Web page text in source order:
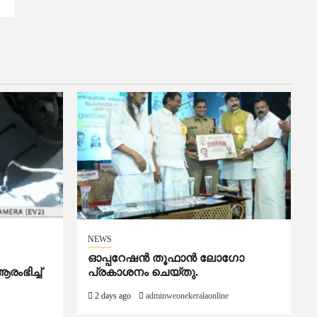
NEWS
ഓപ്പറേഷൻ തൂഫാൻ ലോഗോ
പ്രകാശനം ചെയ്തു.
2 days ago adminweonekeralaonline